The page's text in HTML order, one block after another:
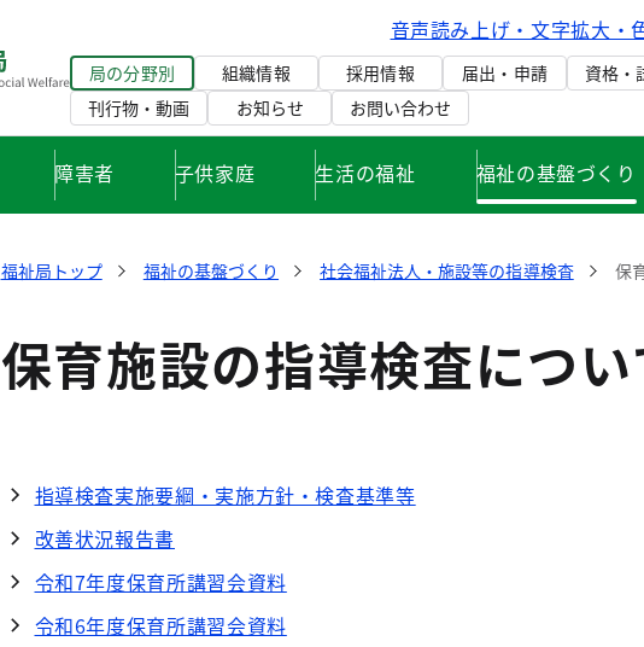
音声読み上げ・文字拡大・
局の分野別 組織情報 採用情報 届出・申請 資格・
刊行物・動画
お知らせ お問い合わせ
障害者 子供家庭 生活の福祉 福祉の基盤づくり
福祉局トップ 福祉の基盤づくり 社会福祉法人・施設等の指導検査 保
保育施設の指導検査につい
指導検査実施要綱・実施方針・検査基準等
改善状況報告書
令和7年度保育所講習会資料
令和6年度保育所講習会資料